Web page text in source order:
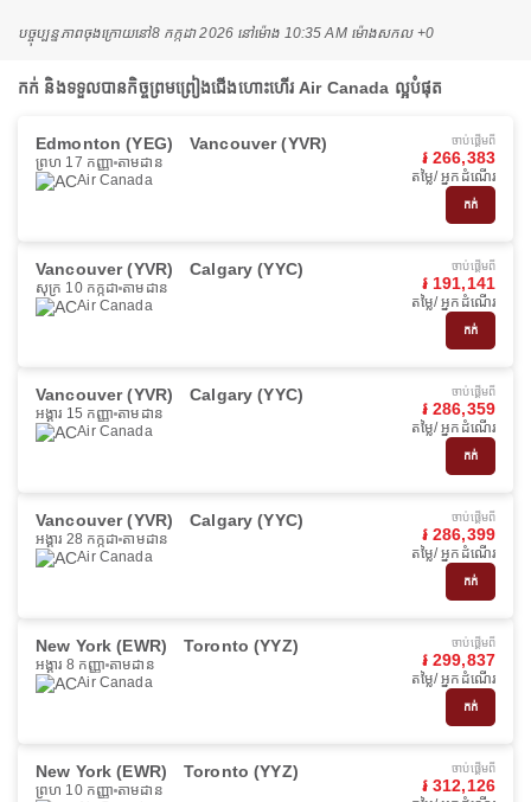
បច្ចុប្បន្នភាពចុងក្រោយនៅ8 កក្កដា 2026 នៅ​ម៉ោង 10:35 AM ម៉ោង​សកល +0
កក់ និងទទួលបានកិច្ចព្រមព្រៀងជើងហោះហើរ Air Canada ល្អបំផុត
Edmonton (YEG) Vancouver (YVR)
ព្រហ 17 កញ្ញា តាមដាន
Air Canada
ចាប់ផ្ដើមពី
៛ 266,383
តម្លៃ/ អ្នកដំណើរ
កក់
Vancouver (YVR) Calgary (YYC)
សុក្រ 10 កក្កដា តាមដាន
Air Canada
ចាប់ផ្ដើមពី
៛ 191,141
តម្លៃ/ អ្នកដំណើរ
កក់
Vancouver (YVR) Calgary (YYC)
អង្គារ 15 កញ្ញា តាមដាន
Air Canada
ចាប់ផ្ដើមពី
៛ 286,359
តម្លៃ/ អ្នកដំណើរ
កក់
Vancouver (YVR) Calgary (YYC)
អង្គារ 28 កក្កដា តាមដាន
Air Canada
ចាប់ផ្ដើមពី
៛ 286,399
តម្លៃ/ អ្នកដំណើរ
កក់
New York (EWR) Toronto (YYZ)
អង្គារ 8 កញ្ញា តាមដាន
Air Canada
ចាប់ផ្ដើមពី
៛ 299,837
តម្លៃ/ អ្នកដំណើរ
កក់
New York (EWR) Toronto (YYZ)
ព្រហ 10 កញ្ញា តាមដាន
ចាប់ផ្ដើមពី
៛ 312,126